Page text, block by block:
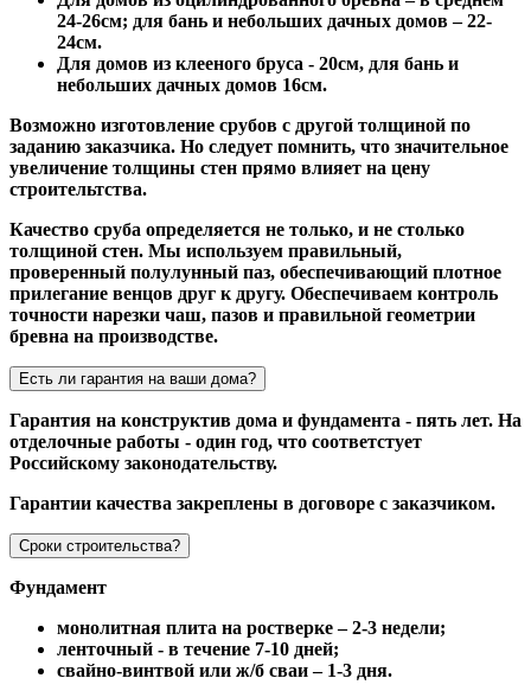
24-26см; для бань и небольших дачных домов – 22-
24см.
Для домов из клееного бруса - 20см, для бань и
небольших дачных домов 16см.
Возможно изготовление срубов с другой толщиной по
заданию заказчика. Но следует помнить, что значительное
увеличение толщины стен прямо влияет на цену
строительтства.
Качество сруба определяется не только, и не столько
толщиной стен. Мы используем правильный,
проверенный полулунный паз, обеспечивающий плотное
прилегание венцов друг к другу. Обеспечиваем контроль
точности нарезки чаш, пазов и правильной геометрии
бревна на производстве.
Есть ли гарантия на ваши дома?
Гарантия на конструктив дома и фундамента - пять лет. На
отделочные работы - один год, что соответстует
Российскому законодательству.
Гарантии качества закреплены в договоре с заказчиком.
Сроки строительства?
Фундамент
монолитная плита на ростверке – 2-3 недели;
ленточный - в течение 7-10 дней;
свайно-винтвой или ж/б сваи – 1-3 дня.